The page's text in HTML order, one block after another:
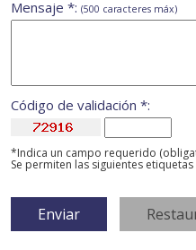
Mensaje *: (500 caracteres máx)
Código de validación *:
*Indica un campo requerido
Se permiten las siguientes